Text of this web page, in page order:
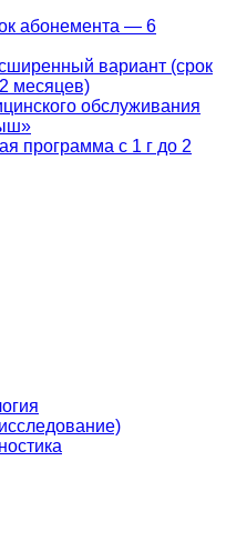
абонемента — 6
вариант (срок
месяцев)
обслуживания
программа с 1 г до 2